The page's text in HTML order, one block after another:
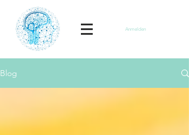
Anmelden
Blog